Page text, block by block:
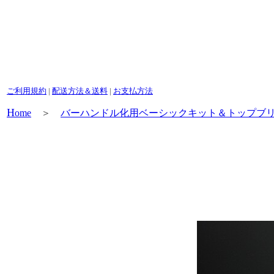
ご利用規約 | 配送方法＆送料 | お支払方法
Home ＞ バーハンドル化用ベーシックキット＆トップブ